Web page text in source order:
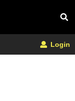
Login